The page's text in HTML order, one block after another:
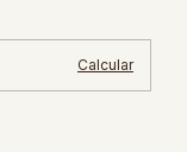
Calcular